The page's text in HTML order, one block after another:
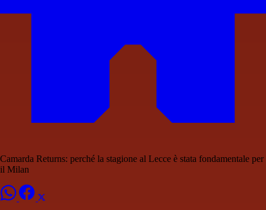
Camarda Returns: perché la stagione al Lecce è stata fondamentale per
il Milan